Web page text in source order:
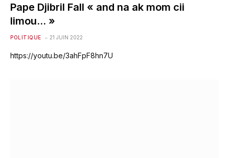
Pape Djibril Fall « and na ak mom cii
limou… »
POLITIQUE 21 JUIN 2022
https://youtu.be/3ahFpF8hn7U